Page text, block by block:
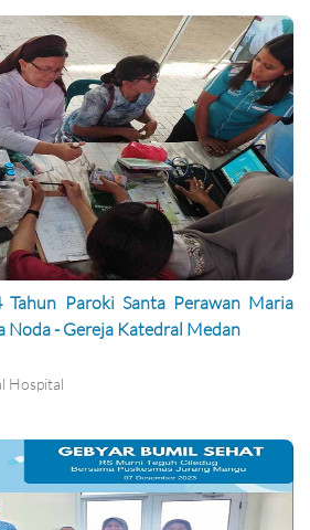
Tahun Paroki Santa Perawan Maria
Noda - Gereja Katedral Medan
Hospital